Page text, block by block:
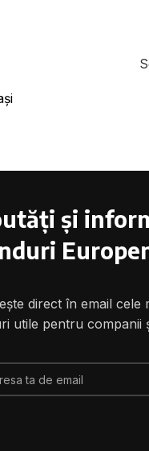
și
direct în email cele
utile pentru companii